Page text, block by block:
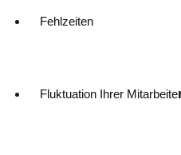
Fehlzeiten
Fluktuation Ihrer Mitarbeite